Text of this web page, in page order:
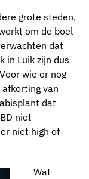
grote steden,
om de boel
dat
in Luik zijn dus
wie er nog
afkorting van
dat
niet
niet high of
Wat